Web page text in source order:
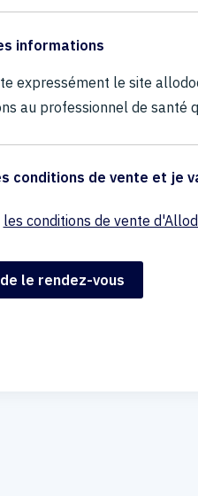
informations
expressément le site
au professionnel de santé
conditions de vente et je
les conditions de vente